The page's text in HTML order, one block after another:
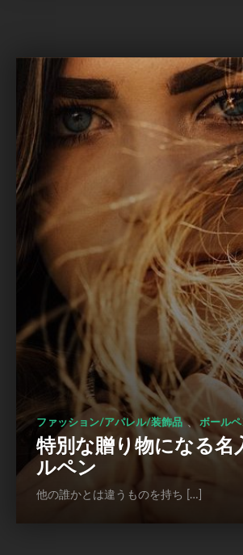
ファッション/アパレル/装飾品 、 ボールペ
特別な贈り物になる名
ルペン
他の誰かとは違うものを持ち […]